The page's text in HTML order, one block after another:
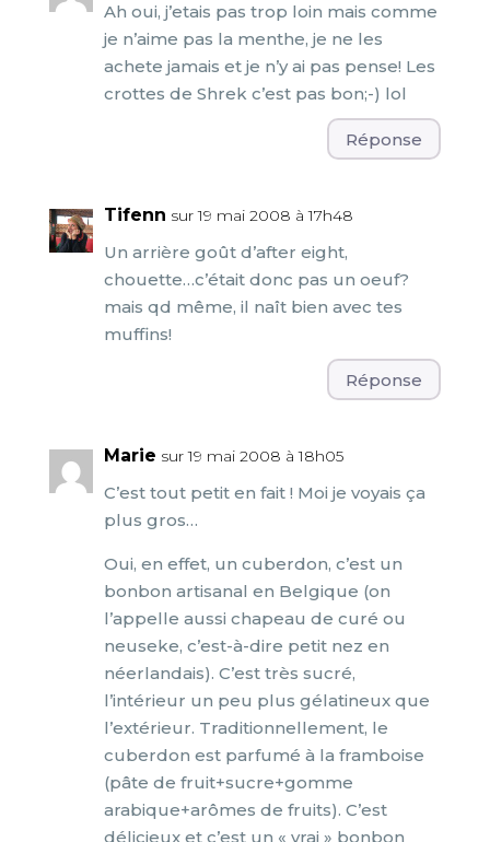
Ah oui, j’etais pas trop loin mais comme
je n’aime pas la menthe, je ne les
achete jamais et je n’y ai pas pense! Les
crottes de Shrek c’est pas bon;-) lol
Réponse
Tifenn sur 19 mai 2008 à 17h48
Un arrière goût d’after eight,
chouette…c’était donc pas un oeuf?
mais qd même, il naît bien avec tes
muffins!
Réponse
Marie sur 19 mai 2008 à 18h05
C’est tout petit en fait ! Moi je voyais ça
plus gros…
Oui, en effet, un cuberdon, c’est un
bonbon artisanal en Belgique (on
l’appelle aussi chapeau de curé ou
neuseke, c’est-à-dire petit nez en
néerlandais). C’est très sucré,
l’intérieur un peu plus gélatineux que
l’extérieur. Traditionnellement, le
cuberdon est parfumé à la framboise
(pâte de fruit+sucre+gomme
arabique+arômes de fruits). C’est
délicieux et c’est un « vrai » bonbon